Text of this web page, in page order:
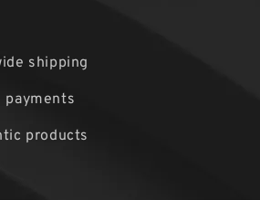
shipping
payments
products